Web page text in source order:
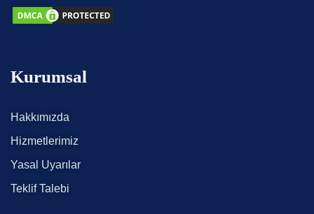
Kurumsal
Hakkımızda
Hizmetlerimiz
Yasal Uyarılar
Teklif Talebi